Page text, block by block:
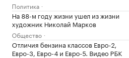
Политика
На 88-м году жизни ушел из жизни
художник Николай Марков
Общество
Отличия бензина классов Евро-2,
Евро-3, Евро-4 и Евро-5. Видео РБК